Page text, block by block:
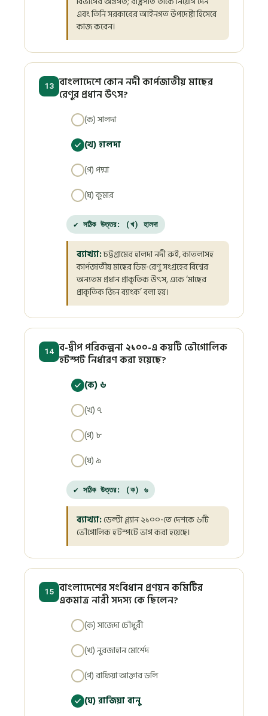
এবং তিনি সরকারের আইনগত উপদেষ্টা হিসেবে
কাজ করেন।
13 বাংলাদেশে কোন নদী কার্পজাতীয় মাছের
রেণুর প্রধান উৎস?
(ক) সালদা
(খ) হালদা
(গ) পদ্মা
(ঘ) কুমার
✔ সঠিক উত্তর: (খ) হালদা
ব্যাখ্যা:চট্টগ্রামের হালদা নদী রুই, কাতলাসহ
কার্পজাতীয় মাছের ডিম-রেণু সংগ্রহের বিশ্বের
অন্যতম প্রধান প্রাকৃতিক উৎস, একে ‘মাছের
প্রাকৃতিক জিন ব্যাংক’ বলা হয়।
14 ব-দ্বীপ পরিকল্পনা ২১০০-এ কয়টি ভৌগোলিক
হটস্পট নির্ধারণ করা হয়েছে?
(ক) ৬
(খ) ৭
(গ) ৮
(ঘ) ৯
✔ সঠিক উত্তর: (ক) ৬
ব্যাখ্যা:ডেল্টা প্ল্যান ২১০০-তে দেশকে ৬টি
ভৌগোলিক হটস্পটে ভাগ করা হয়েছে।
15 বাংলাদেশের সংবিধান প্রণয়ন কমিটির
একমাত্র নারী সদস্য কে ছিলেন?
(ক) সাজেদা চৌধুরী
(খ) নুরজাহান মোর্শেদ
(গ) রাফিয়া আক্তার ডলি
(ঘ) রাজিয়া বানু